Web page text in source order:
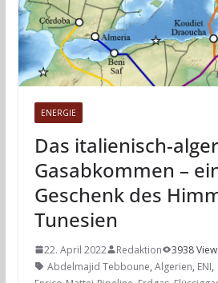
ENERGIE
Das italienisch-
Gasabkommen –
Geschenk des
Tunesien
22. April 2022 Redaktion
3938
Abdelmajid Tebboune, Algerien, ENI,